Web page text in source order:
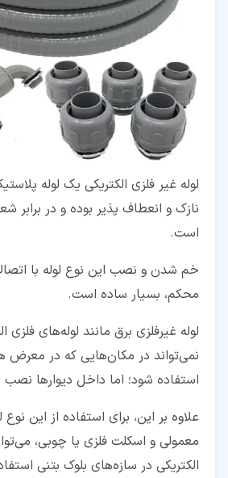
لوله غیر فلزی الکتریکی یک لوله
نازک و انعطاف پذیر بوده و در برابر
است.
خم شدن و نصب این نوع لوله با
محکم، بسیار ساده است.
نمی‌تواند در مکان‌هایی که در معرض
استفاده شود؛ اما داخل دیوارها
علاوه بر این، برای استفاده از این نوع
معمولی و اسکلت فلزی یا چوبی،
الکتریکی در سازه‌های بلوک بتنی